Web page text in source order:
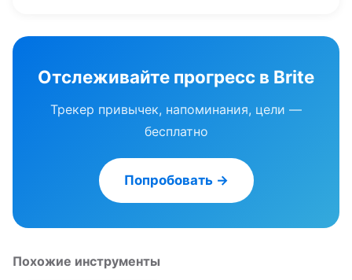
Отслеживайте прогресс в Brite
Трекер привычек, напоминания, цели —
бесплатно
Попробовать →
Похожие инструменты